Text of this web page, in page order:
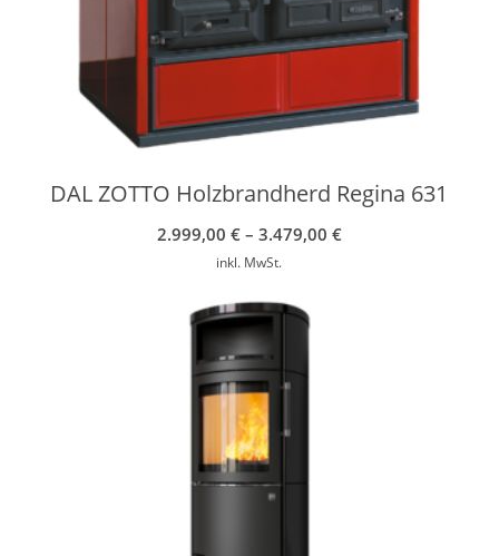
DAL ZOTTO Holzbrandherd Regina 631
2.999,00 €– 3.479,00 €
inkl. MwSt.